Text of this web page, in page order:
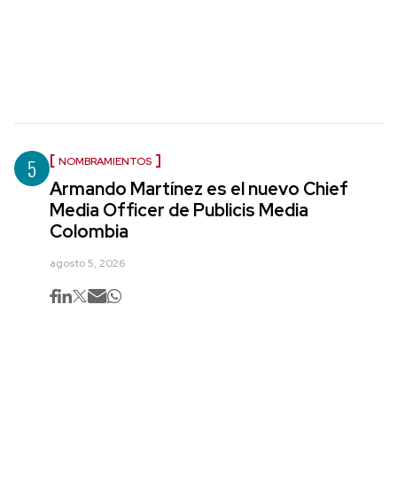
5 NOMBRAMIENTOS
Armando Martínez es el nuevo Chief
Media Officer de Publicis Media
Colombia
agosto 5, 2026